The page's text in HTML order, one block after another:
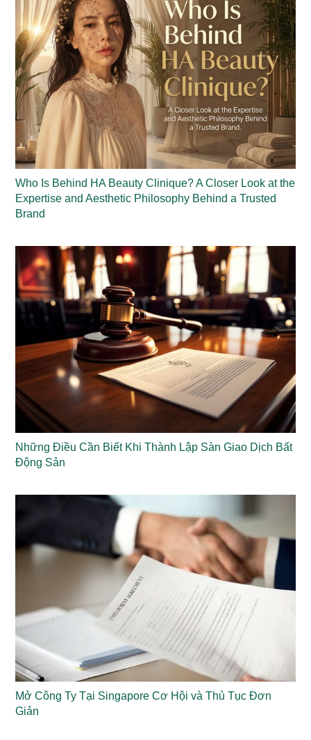
Who Is Behind HA Beauty Clinique? A Closer Look at the
Expertise and Aesthetic Philosophy Behind a Trusted
Brand
Những Điều Cần Biết Khi Thành Lập Sàn Giao Dịch Bất
Động Sản
Mở Công Ty Tại Singapore Cơ Hội và Thủ Tục Đơn
Giản